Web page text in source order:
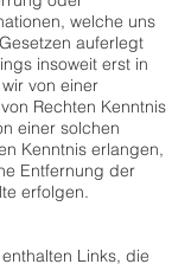
welche uns
auferlegt
insoweit erst in
von einer
Rechten Kenntnis
einer solchen
Kenntnis erlangen,
Entfernung der
erfolgen.
Links, die